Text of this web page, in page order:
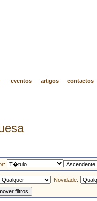
eventos artigos contactos
Novidade: